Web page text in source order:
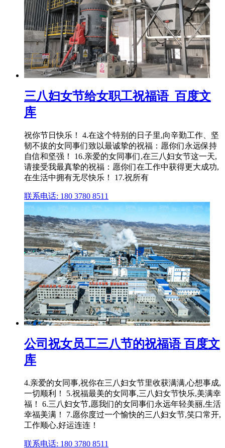
三八妇女节给女职工祝福语_百度文
库
祝你节日快乐！ 4.在这个特别的日子里,向辛勤工作、坚
韧不拔的女同事们致以最诚挚的祝福：愿你们永远保持
自信和坚强！ 16.亲爱的女同事们,在三八妇女节这一天,
请接受我最真挚的祝福：愿你们在工作中获得更大成功,
在生活中拥有无尽快乐！ 17.祝所有
联系电话: 180 3780 8511
公司祝女员工三八节的祝福语 百度文
库
4.亲爱的女同事,祝你在三八妇女节里收获满满,心想事成,
一切顺利！ 5.祝福最美的女同事,三八妇女节快乐,美满幸
福！ 6.三八妇女节,愿我们的女同事们永远年轻美丽,生活
幸福美满！ 7.愿你度过一个愉快的三八妇女节,笑口常开,
工作顺心,好运连连！
联系电话: 180 3780 8511